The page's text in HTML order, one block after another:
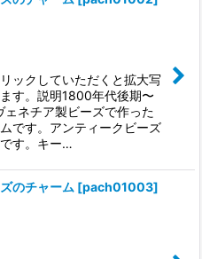
ックしていただくと拡大写
す。説明1800年代後期〜
ネチア製ビーズで作った
です。アンティークビーズ
す。キー…
のチャーム [pach01003]